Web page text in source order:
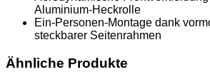
Aluminium-Heckrolle
Ein-Personen-Montage dank
steckbarer Seitenrahmen
Ähnliche Produkte